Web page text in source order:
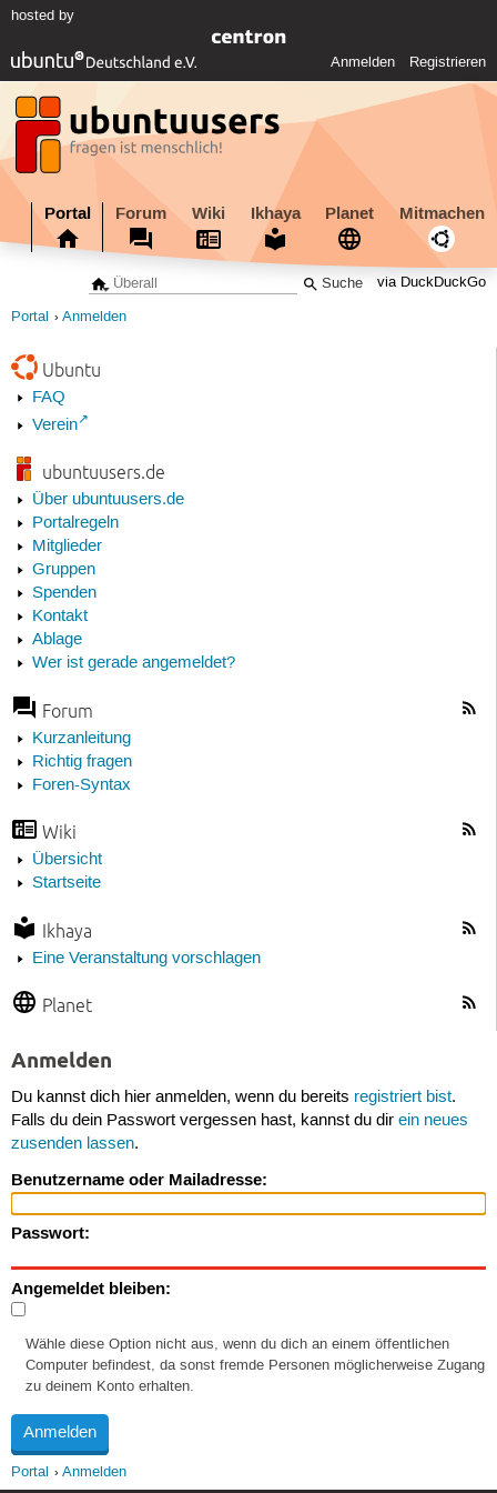
hosted by
Anmelden Registrieren
Portal Forum Wiki Ikhaya Planet Mitmachen
via DuckDuckGo
Portal Anmelden
Ubuntu
FAQ
Verein
ubuntuusers.de
Über ubuntuusers.de
Portalregeln
Mitglieder
Gruppen
Spenden
Kontakt
Ablage
Wer ist gerade angemeldet?
Forum
Kurzanleitung
Richtig fragen
Foren-Syntax
Wiki
Übersicht
Startseite
Ikhaya
Eine Veranstaltung vorschlagen
Planet
Anmelden
Du kannst dich hier anmelden, wenn du bereits registriert bist.
Falls du dein Passwort vergessen hast, kannst du dir ein neues
zusenden lassen.
Benutzername oder Mailadresse:
Passwort:
Angemeldet bleiben:
Wähle diese Option nicht aus, wenn du dich an einem öffentlichen
Computer befindest, da sonst fremde Personen möglicherweise Zugang
zu deinem Konto erhalten.
Portal Anmelden